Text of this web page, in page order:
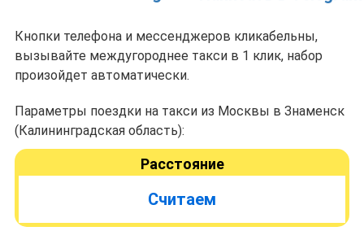
Кнопки телефона и мессенджеров кликабельны,
вызывайте междугороднее такси в 1 клик, набор
произойдет автоматически.
Параметры поездки на такси из Москвы в Знаменск
(Калининградская область):
Расстояние
Считаем